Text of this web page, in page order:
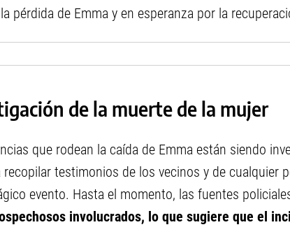
pérdida de Emma y en esperanza por la
de la muerte de la mujer
que rodean la caída de Emma están siendo
recopilar testimonios de los vecinos y de cualquier
evento. Hasta el momento, las fuentes
involucrados, lo que sugiere que el